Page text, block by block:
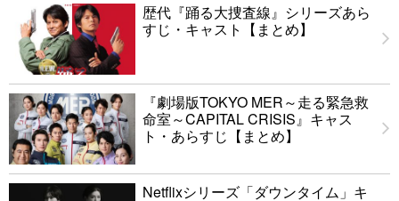
歴代『踊る大捜査線』シリーズあら
すじ・キャスト【まとめ】
『劇場版TOKYO MER～走る緊急救
命室～CAPITAL CRISIS』キャス
ト・あらすじ【まとめ】
Netflixシリーズ「ダウンタイム」キ